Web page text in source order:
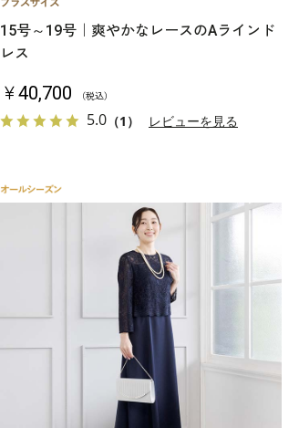
15号～19号｜爽やかなレースのAラインド
レス
￥40,700 （税込）
5.0 （1） レビューを見る